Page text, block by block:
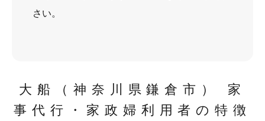
さい。
大船（神奈川県鎌倉市） 家
事代行・家政婦利用者の特徴